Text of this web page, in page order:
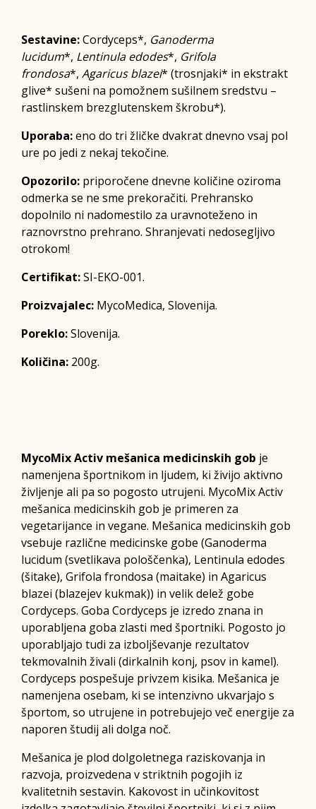
Sestavine:Cordyceps*, Ganoderma
lucidum*, Lentinula edodes*, Grifola
frondosa*, Agaricus blazei* (trosnjaki* in ekstrakt
glive* sušeni na pomožnem sušilnem sredstvu –
rastlinskem brezglutenskem škrobu*).
Uporaba:eno do tri žličke dvakrat dnevno vsaj pol
ure po jedi z nekaj tekočine.
Opozorilo: priporočene dnevne količine oziroma
odmerka se ne sme prekoračiti. Prehransko
dopolnilo ni nadomestilo za uravnoteženo in
raznovrstno prehrano. Shranjevati nedosegljivo
otrokom!
Certifikat:SI-EKO-001.
Proizvajalec: MycoMedica, Slovenija.
Poreklo:Slovenija.
Količina: 200g.
MycoMix Activ mešanica medicinskih gob je
namenjena športnikom in ljudem, ki živijo aktivno
življenje ali pa so pogosto utrujeni. MycoMix Activ
mešanica medicinskih gob je primeren za
vegetarijance in vegane. Mešanica medicinskih gob
vsebuje različne medicinske gobe (Ganoderma
lucidum (svetlikava pološčenka), Lentinula edodes
(šitake), Grifola frondosa (maitake) in Agaricus
blazei (blazejev kukmak)) in velik delež gobe
Cordyceps. Goba Cordyceps je izredo znana in
uporabljena goba zlasti med športniki. Pogosto jo
uporabljajo tudi za izboljševanje rezultatov
tekmovalnih živali (dirkalnih konj, psov in kamel).
Cordyceps pospešuje privzem kisika. Mešanica je
namenjena osebam, ki se intenzivno ukvarjajo s
športom, so utrujene in potrebujejo več energije za
naporen študij ali dolga noč.
Mešanica je plod dolgoletnega raziskovanja in
razvoja, proizvedena v striktnih pogojih iz
kvalitetnih sestavin. Kakovost in učinkovitost